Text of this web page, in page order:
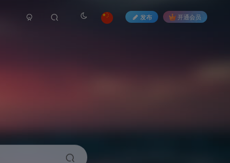
发布 开通会员